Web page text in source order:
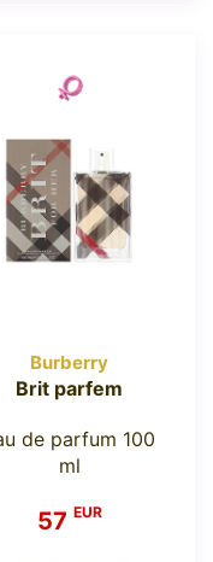
Burberry
Brit parfem
de parfum 100
ml
57 EUR